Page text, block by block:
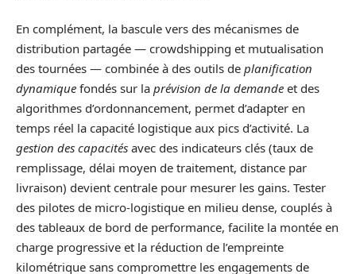
En complément, la bascule vers des mécanismes de
distribution partagée — crowdshipping et mutualisation
des tournées — combinée à des outils de planification
dynamique fondés sur la prévision de la demande et des
algorithmes d’ordonnancement, permet d’adapter en
temps réel la capacité logistique aux pics d’activité. La
gestion des capacités avec des indicateurs clés (taux de
remplissage, délai moyen de traitement, distance par
livraison) devient centrale pour mesurer les gains. Tester
des pilotes de micro-logistique en milieu dense, couplés à
des tableaux de bord de performance, facilite la montée en
charge progressive et la réduction de l’empreinte
kilométrique sans compromettre les engagements de